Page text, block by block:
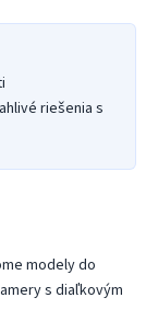
riešenia s
modely do
s diaľkovým